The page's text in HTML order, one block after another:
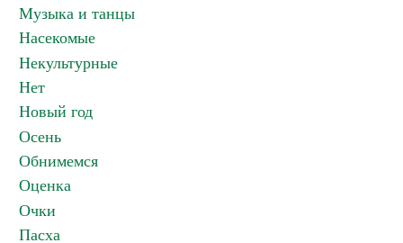
Музыка и танцы
Насекомые
Некультурные
Нет
Новый год
Осень
Обнимемся
Оценка
Очки
Пасха